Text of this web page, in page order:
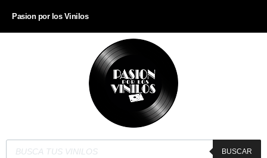
Pasion por los Vinilos
BUSCAR